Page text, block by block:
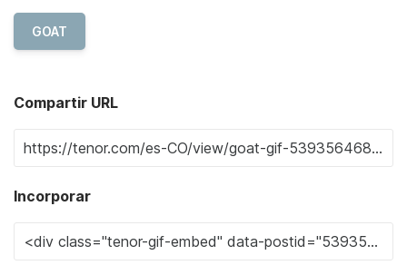
GOAT
Compartir URL
Incorporar